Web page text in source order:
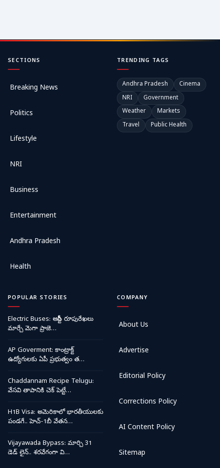
SECTIONS
Breaking News
Politics
Lifestyle
NRI
Business
Entertainment
Andhra Pradesh
Health
TRENDING TAGS
Andhra Pradesh
Cinema
NRI
Government
Weather
Markets
Travel
Public Health
POPULAR STORIES
Electric Buses: ఆర్టీసీ రూపురేఖలు
మార్చే మెగా ప్రాజె…
AP Goverment: కాంట్రాక్ట్
ఉద్యోగులకు ఏపీ ప్రభుత్వం త…
Chaddannam Recipe Telugu:
వేసవి తాపానికి చెక్ పెట్టే…
H1B Visa: అమెరికాలో భారతీయులకు
పండగే.. హెచ్-1బీ వేతన…
Vijayawada Bypass: మార్చి 31
డెడ్ లైన్.. శరవేగంగా వి…
COMPANY
About Us
Advertise
Editorial Policy
Corrections Policy
AI Content Policy
Sitemap